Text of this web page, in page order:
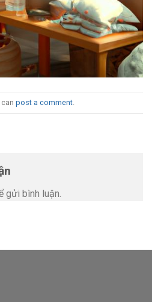
post a comment
gửi bình luận.